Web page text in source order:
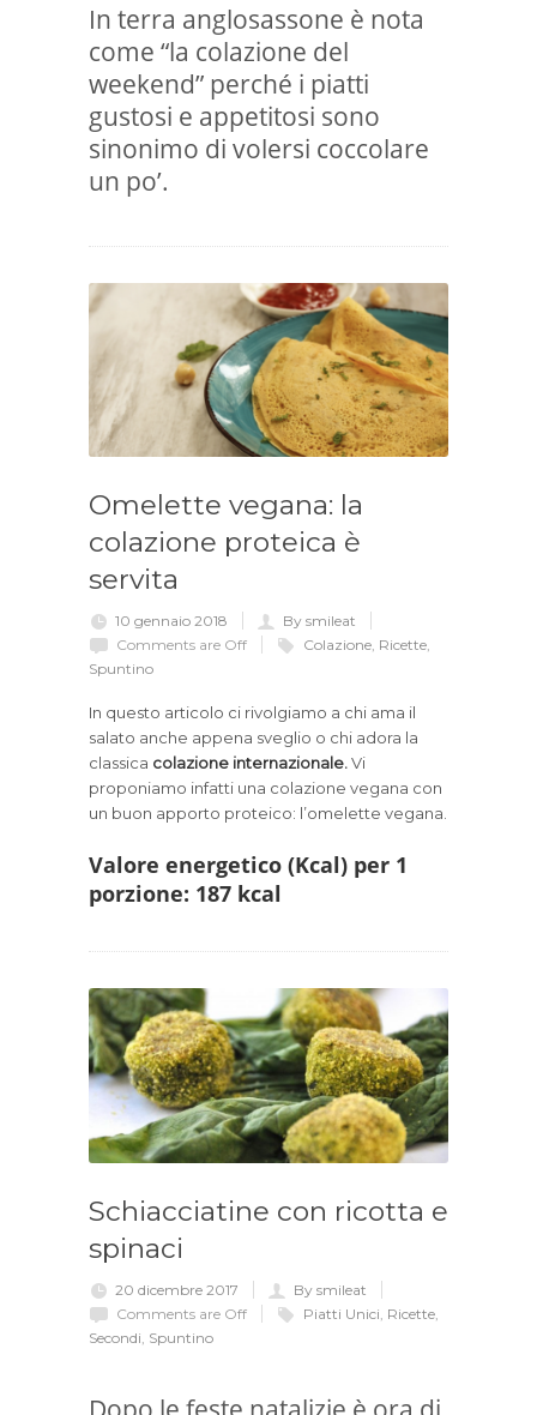
In terra anglosassone è nota
come “la colazione del
weekend” perché i piatti
gustosi e appetitosi sono
sinonimo di volersi coccolare
un po’.
Omelette vegana: la
colazione proteica è
servita
10 gennaio 2018
By smileat
Comments are Off
Colazione, Ricette,
Spuntino
In questo articolo ci rivolgiamo a chi ama il
salato anche appena sveglio o chi adora la
classica colazione internazionale.Vi
proponiamo infatti una colazione vegana con
un buon apporto proteico: l’omelette vegana.
Valore energetico (Kcal) per 1
porzione: 187 kcal
Schiacciatine con ricotta e
spinaci
20 dicembre 2017
By smileat
Comments are Off
Piatti Unici, Ricette,
Secondi, Spuntino